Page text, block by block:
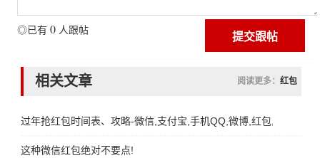
◎已有 0 人跟帖
相关文章 阅读更多： 红包
过年抢红包时间表、攻略-微信,支付宝,手机QQ,微博,红包,时间,攻略
这种微信红包绝对不要点!